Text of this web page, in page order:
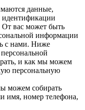
данные,
идентификации
От вас может быть
информации
с нами. Ниже
и как мы можем
персональную
можем собирать
имя, номер телефона,